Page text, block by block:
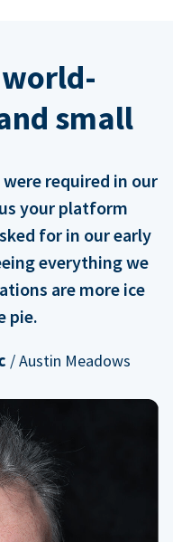
small
required in our
your platform
for in our early
everything we
are more ice
pie.
/ Austin Meadows